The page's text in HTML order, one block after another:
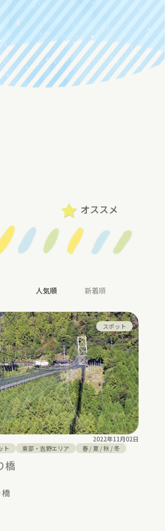
オススメ
人気順
新着順
スポット
2022年11月02日
ト
東部・吉野エリア 春 / 夏 /秋 /冬
橋